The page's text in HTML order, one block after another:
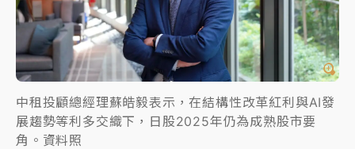
中颱白海豚環流掠北海！今明防劇烈降雨 東部高溫飆
38度
周末精選｜ 慈濟遭詐10億完整始末曝！律師掮客大玩兩
面手法 郭台銘、蔡英文成關鍵
本周爆款短影音｜ 柯文哲帶電子手鐶拄拐杖現身／周玉
蔻蔡玉真開撕爆料
中租投顧總經理蘇皓毅表示，在結構性改革紅利與AI發
展趨勢等利多交織下，日股2025年仍為成熟股市要
角。資料照